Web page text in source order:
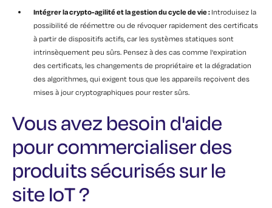
Intégrer la crypto-agilité et la gestion du cycle de vie : Introduisez la
possibilité de réémettre ou de révoquer rapidement des certificats
à partir de dispositifs actifs, car les systèmes statiques sont
intrinsèquement peu sûrs. Pensez à des cas comme l'expiration
des certificats, les changements de propriétaire et la dégradation
des algorithmes, qui exigent tous que les appareils reçoivent des
mises à jour cryptographiques pour rester sûrs.
Vous avez besoin d'aide
pour commercialiser des
produits sécurisés sur le
site IoT ?